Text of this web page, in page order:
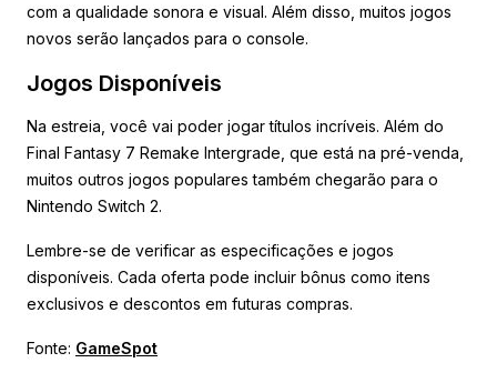
com a qualidade sonora e visual. Além disso, muitos jogos
novos serão lançados para o console.
Jogos Disponíveis
Na estreia, você vai poder jogar títulos incríveis. Além do
Final Fantasy 7 Remake Intergrade, que está na pré-venda,
muitos outros jogos populares também chegarão para o
Nintendo Switch 2.
Lembre-se de verificar as especificações e jogos
disponíveis. Cada oferta pode incluir bônus como itens
exclusivos e descontos em futuras compras.
Fonte: GameSpot